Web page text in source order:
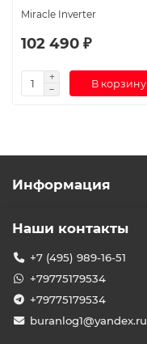
Miracle Inverter
102 490 ₽
В корзину
Информация
Наши контакты
+7 (495) 989-16-51
+79775179534
+79775179534
buranlog1@yandex.ru